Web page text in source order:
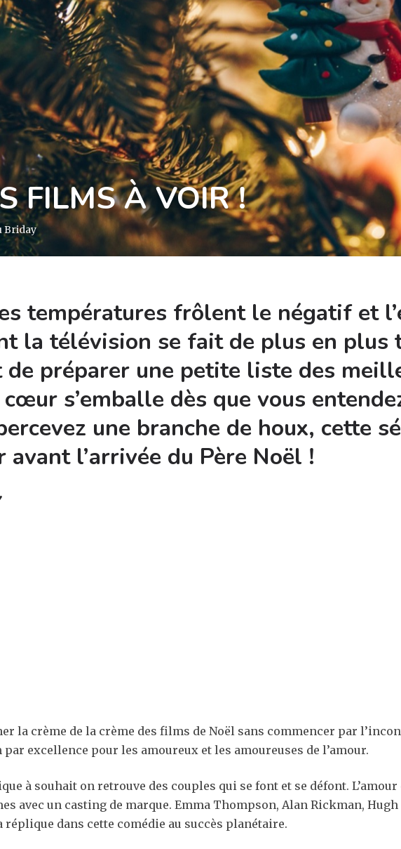
FILMS À VOIR !
Briday
températures frôlent le négatif et
la télévision se fait de plus en plus
de préparer une petite liste des
s’emballe dès que vous
une branche de houx, cette
l’arrivée du Père Noël !
la crème de la crème des films de Noël sans commencer par
par excellence pour les amoureux et les amoureuses de l’amour.
à souhait on retrouve des couples qui se font et se défont.
avec un casting de marque. Emma Thompson, Alan Rickman,
dans cette comédie au succès planétaire.